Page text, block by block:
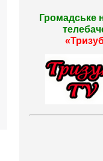
Громадське